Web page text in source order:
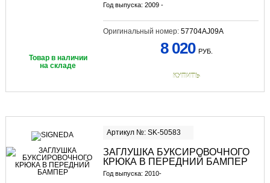
Год выпуска: 2009 -
Оригинальный номер: 57704AJ09A
Товар в наличии
на складе
8 020 РУБ.
КУПИТЬ
Артикул №: SK-50583
ЗАГЛУШКА БУКСИРОВОЧНОГО
КРЮКА В ПЕРЕДНИЙ БАМПЕР
Год выпуска: 2010-